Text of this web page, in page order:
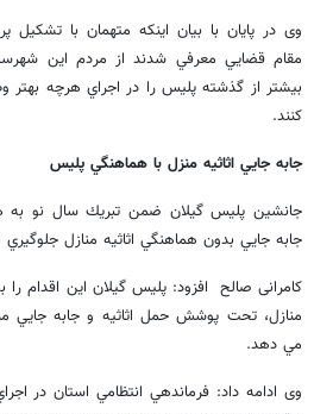
وی در پايان با بيان اينكه متهمان با تشكيل
مقام قضايي معرفي شدند از مردم اين
بيشتر از گذشته پليس را در اجراي هرچه بهتر
کنند.
جابه جايي اثاثيه منزل با هماهنگي پليس
جانشین پليس گيلان ضمن تبريك سال نو به
جابه جايي بدون هماهنگي اثاثيه منازل
کامرانی صالح افزود: پليس گيلان اين اقدام
منازل، تحت پوشش حمل اثاثيه و جابه جايي
مي دهد.
وی ادامه داد: فرماندهي انتظامي استان در